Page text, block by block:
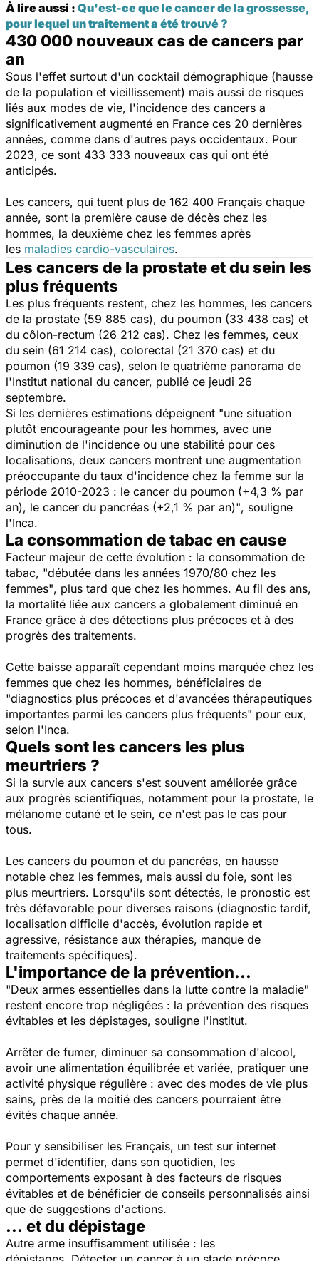
À lire aussi : Qu'est-ce que le cancer de la grossesse,
pour lequel un traitement a été trouvé ?
430 000 nouveaux cas de cancers par
an
Sous l'effet surtout d'un cocktail démographique (hausse
de la population et vieillissement) mais aussi de risques
liés aux modes de vie, l'incidence des cancers a
significativement augmenté en France ces 20 dernières
années, comme dans d'autres pays occidentaux. Pour
2023, ce sont 433 333 nouveaux cas qui ont été
anticipés.
Les cancers, qui tuent plus de 162 400 Français chaque
année, sont la première cause de décès chez les
hommes, la deuxième chez les femmes après
les maladies cardio-vasculaires.
Les cancers de la prostate et du sein les
plus fréquents
Les plus fréquents restent, chez les hommes, les cancers
de la prostate (59 885 cas), du poumon (33 438 cas) et
du côlon-rectum (26 212 cas). Chez les femmes, ceux
du sein (61 214 cas), colorectal (21 370 cas) et du
poumon (19 339 cas), selon le quatrième panorama de
l'Institut national du cancer, publié ce jeudi 26
septembre.
Si les dernières estimations dépeignent "une situation
plutôt encourageante pour les hommes, avec une
diminution de l'incidence ou une stabilité pour ces
localisations, deux cancers montrent une augmentation
préoccupante du taux d'incidence chez la femme sur la
période 2010-2023 : le cancer du poumon (+4,3 % par
an), le cancer du pancréas (+2,1 % par an)", souligne
l'Inca.
La consommation de tabac en cause
Facteur majeur de cette évolution : la consommation de
tabac, "débutée dans les années 1970/80 chez les
femmes", plus tard que chez les hommes. Au fil des ans,
la mortalité liée aux cancers a globalement diminué en
France grâce à des détections plus précoces et à des
progrès des traitements.
Cette baisse apparaît cependant moins marquée chez les
femmes que chez les hommes, bénéficiaires de
"diagnostics plus précoces et d'avancées thérapeutiques
importantes parmi les cancers plus fréquents" pour eux,
selon l'Inca.
Quels sont les cancers les plus
meurtriers ?
Si la survie aux cancers s'est souvent améliorée grâce
aux progrès scientifiques, notamment pour la prostate, le
mélanome cutané et le sein, ce n'est pas le cas pour
tous.
Les cancers du poumon et du pancréas, en hausse
notable chez les femmes, mais aussi du foie, sont les
plus meurtriers. Lorsqu'ils sont détectés, le pronostic est
très défavorable pour diverses raisons (diagnostic tardif,
localisation difficile d'accès, évolution rapide et
agressive, résistance aux thérapies, manque de
traitements spécifiques).
L'importance de la prévention...
"Deux armes essentielles dans la lutte contre la maladie"
restent encore trop négligées : la prévention des risques
évitables et les dépistages, souligne l'institut.
Arrêter de fumer, diminuer sa consommation d'alcool,
avoir une alimentation équilibrée et variée, pratiquer une
activité physique régulière : avec des modes de vie plus
sains, près de la moitié des cancers pourraient être
évités chaque année.
Pour y sensibiliser les Français, un test sur internet
permet d'identifier, dans son quotidien, les
comportements exposant à des facteurs de risques
évitables et de bénéficier de conseils personnalisés ainsi
que de suggestions d'actions.
... et du dépistage
Autre arme insuffisamment utilisée : les